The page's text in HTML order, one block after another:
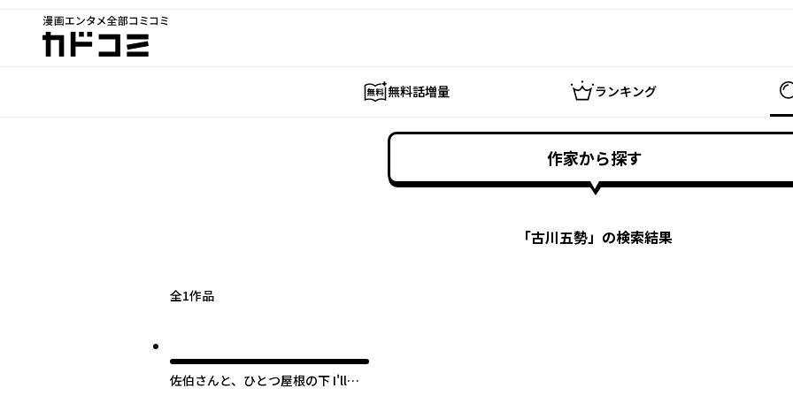
漫画エンタメ全部コミコミ
カドコミ
無料話増量 ランキング
作家から探す
「古川五勢」の検索結果
全1作品
佐伯さんと、ひとつ屋根の下 I'll